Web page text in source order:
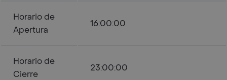
Horario de
Apertura
16:00:00
Horario de
Cierre
23:00:00